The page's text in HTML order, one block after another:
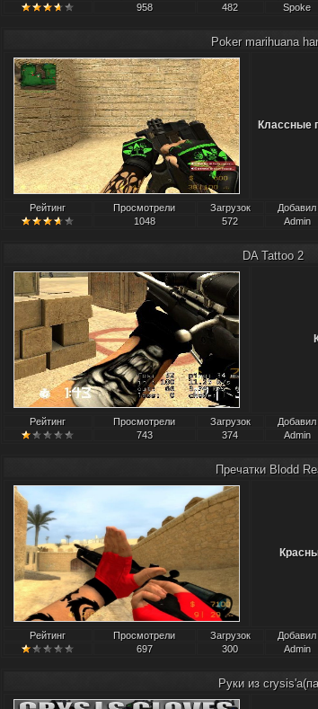
958
482 Spoke
Poker marihuana
Классные
Рейтинг Просмотрели Загрузок Добавил
1048
572 Admin
DA Tattoo 2
Рейтинг Просмотрели Загрузок Добавил
743
374 Admin
Пречатки Blodd
Рейтинг Просмотрели Загрузок Добавил
697
300 Admin
Руки из